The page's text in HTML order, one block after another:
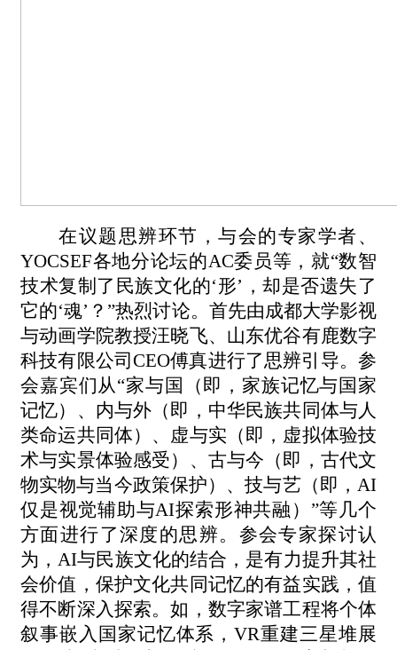
在议题思辨环节，与会的专家学者、
YOCSEF各地分论坛的AC委员等，就“数智
技术复制了民族文化的‘形’，却是否遗失了
它的‘魂’？”热烈讨论。首先由成都大学影视
与动画学院教授汪晓飞、山东优谷有鹿数字
科技有限公司CEO傅真进行了思辨引导。参
会嘉宾们从“家与国（即，家族记忆与国家
记忆）、内与外（即，中华民族共同体与人
类命运共同体）、虚与实（即，虚拟体验技
术与实景体验感受）、古与今（即，古代文
物实物与当今政策保护）、技与艺（即，AI
仅是视觉辅助与AI探索形神共融）”等几个
方面进行了深度的思辨。 参会专家探讨认
为，AI与民族文化的结合 ，是有力提升其社
会价值，保护文化共同记忆的有益实践，值
得不断深入探索。如 ， 数字家谱工程将个体
叙事嵌入国家记忆体系，VR重建三星堆展